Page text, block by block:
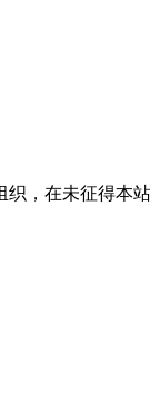
，在未征得